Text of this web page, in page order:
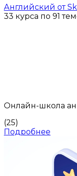
Английский от
33 курса по 91
Онлайн-школа
(25)
Подробнее